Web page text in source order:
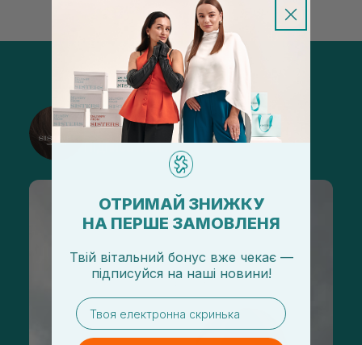
@sisters_stelmakh в Instagram
Підписатися
ОТРИМАЙ ЗНИЖКУ
НА ПЕРШЕ ЗАМОВЛЕНЯ
Твій вітальний бонус вже чекає —
підписуйся на наші новини!
email